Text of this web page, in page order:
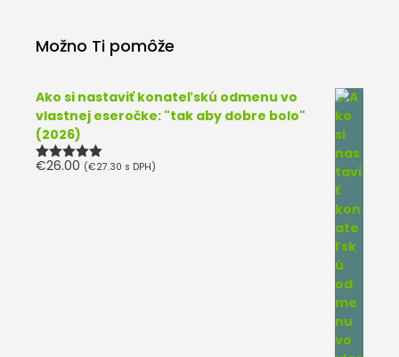
Možno Ti pomôže
Ako si nastaviť konateľskú odmenu vo
vlastnej eseročke: "tak aby dobre bolo"
(2026)
Hodnotenie
€26.00 (€27.30 s DPH)